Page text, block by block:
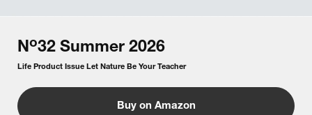
No32 Summer 2026
Life Product Issue Let Nature Be Your Teacher
Buy on Amazon